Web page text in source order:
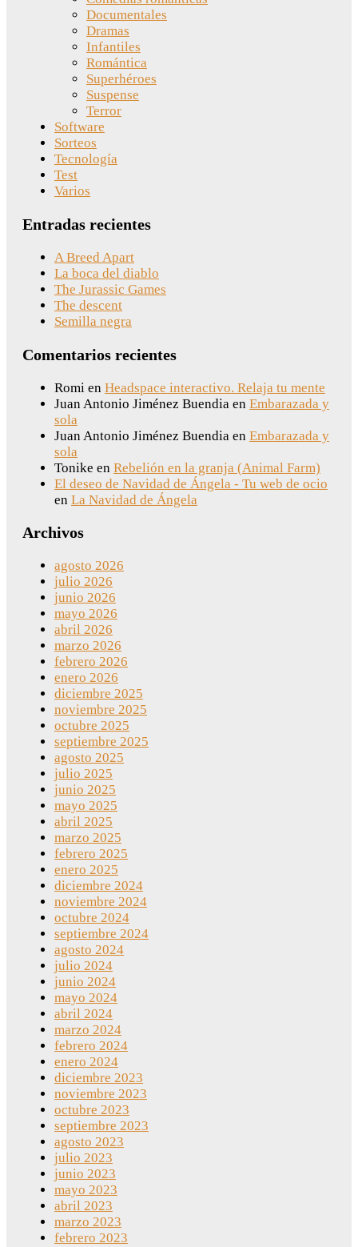
Documentales
Dramas
Infantiles
Romántica
Superhéroes
Suspense
Terror
Software
Sorteos
Tecnología
Test
Varios
Entradas recientes
A Breed Apart
La boca del diablo
The Jurassic Games
The descent
Semilla negra
Comentarios recientes
Romi en Headspace interactivo. Relaja tu mente
Juan Antonio Jiménez Buendia en Embarazada y
sola
Juan Antonio Jiménez Buendia en Embarazada y
sola
Tonike en Rebelión en la granja (Animal Farm)
El deseo de Navidad de Ángela - Tu web de ocio
en La Navidad de Ángela
Archivos
agosto 2026
julio 2026
junio 2026
mayo 2026
abril 2026
marzo 2026
febrero 2026
enero 2026
diciembre 2025
noviembre 2025
octubre 2025
septiembre 2025
agosto 2025
julio 2025
junio 2025
mayo 2025
abril 2025
marzo 2025
febrero 2025
enero 2025
diciembre 2024
noviembre 2024
octubre 2024
septiembre 2024
agosto 2024
julio 2024
junio 2024
mayo 2024
abril 2024
marzo 2024
febrero 2024
enero 2024
diciembre 2023
noviembre 2023
octubre 2023
septiembre 2023
agosto 2023
julio 2023
junio 2023
mayo 2023
abril 2023
marzo 2023
febrero 2023